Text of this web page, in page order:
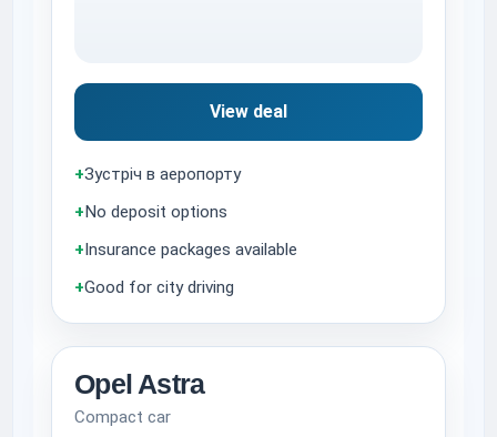
View deal
+Зустріч в аеропорту
+No deposit options
+Insurance packages available
+Good for city driving
Opel Astra
Compact car